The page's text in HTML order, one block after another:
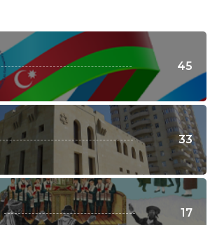
45
33
17